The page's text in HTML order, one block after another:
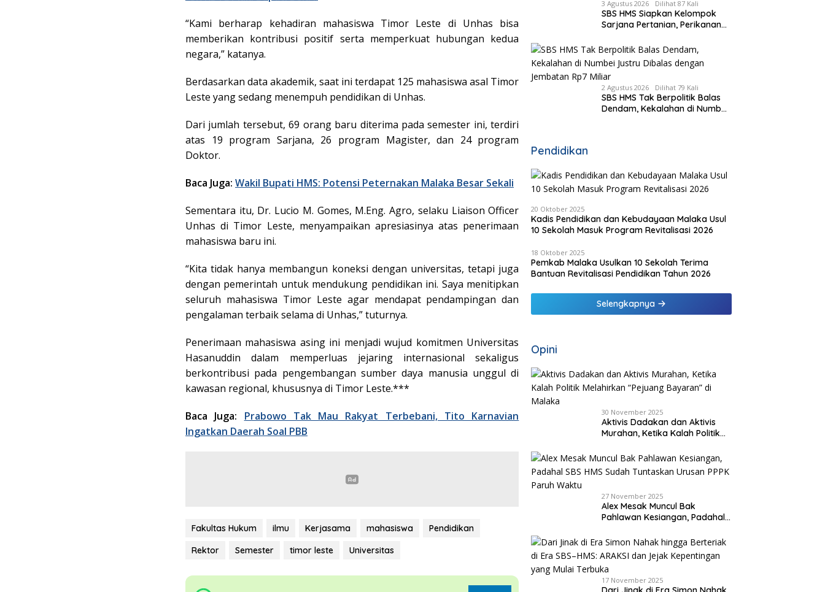
“Kami berharap kehadiran mahasiswa Timor Leste di Unhas bisa
memberikan kontribusi positif serta memperkuat hubungan kedua
negara,” katanya.
Berdasarkan data akademik, saat ini terdapat 125 mahasiswa asal Timor
Leste yang sedang menempuh pendidikan di Unhas.
Dari jumlah tersebut, 69 orang baru diterima pada semester ini, terdiri
atas 19 program Sarjana, 26 program Magister, dan 24 program
Doktor.
Baca Juga: Wakil Bupati HMS: Potensi Peternakan Malaka Besar Sekali
Sementara itu, Dr. Lucio M. Gomes, M.Eng. Agro, selaku Liaison Officer
Unhas di Timor Leste, menyampaikan apresiasinya atas penerimaan
mahasiswa baru ini.
“Kita tidak hanya membangun koneksi dengan universitas, tetapi juga
dengan pemerintah untuk mendukung pendidikan ini. Saya menitipkan
seluruh mahasiswa Timor Leste agar mendapat pendampingan dan
pengalaman terbaik selama di Unhas,” tuturnya.
Penerimaan mahasiswa asing ini menjadi wujud komitmen Universitas
Hasanuddin dalam memperluas jejaring internasional sekaligus
berkontribusi pada pengembangan sumber daya manusia unggul di
kawasan regional, khususnya di Timor Leste.***
Baca Juga: Prabowo Tak Mau Rakyat Terbebani, Tito Karnavian
Ingatkan Daerah Soal PBB
Fakultas Hukum ilmu Kerjasama mahasiswa
Pendidikan
Rektor
Semester timor leste Universitas
3 Agustus 2026 Dilihat 87 Kali
SBS HMS Siapkan Kelompok
Sarjana Pertanian, Perikanan
Kecamatan, Pemda Fasilitasi
Modal
2 Agustus 2026 Dilihat 79 Kali
SBS HMS Tak Berpolitik Balas
Dendam, Kekalahan di Numbei
Pendidikan
20 Oktober 2025
Kadis Pendidikan dan Kebudayaan Malaka Usul
10 Sekolah Masuk Program Revitalisasi 2026
18 Oktober 2025
Pemkab Malaka Usulkan 10 Sekolah Terima
Bantuan Revitalisasi Pendidikan Tahun 2026
Selengkapnya
Opini
30 November 2025
Aktivis Dadakan dan Aktivis
Murahan, Ketika Kalah Politik
di Malaka
27 November 2025
Alex Mesak Muncul Bak
Pahlawan Kesiangan, Padahal
Urusan PPPK Paruh Waktu
17 November 2025